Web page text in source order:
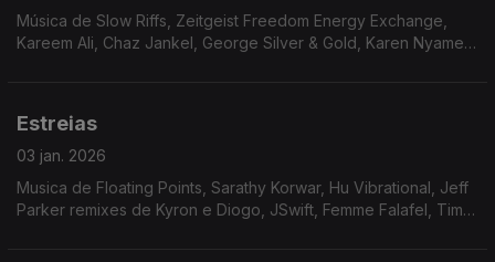
Música de Slow Riffs, Zeitgeist Freedom Energy Exchange,
Kareem Ali, Chaz Jankel, George Silver & Gold, Karen Nyame
Estreias
03 jan. 2026
Musica de Floating Points, Sarathy Korwar, Hu Vibrational, Jeff
Parker remixes de Kyron e Diogo, JSwift, Femme Falafel, Tim